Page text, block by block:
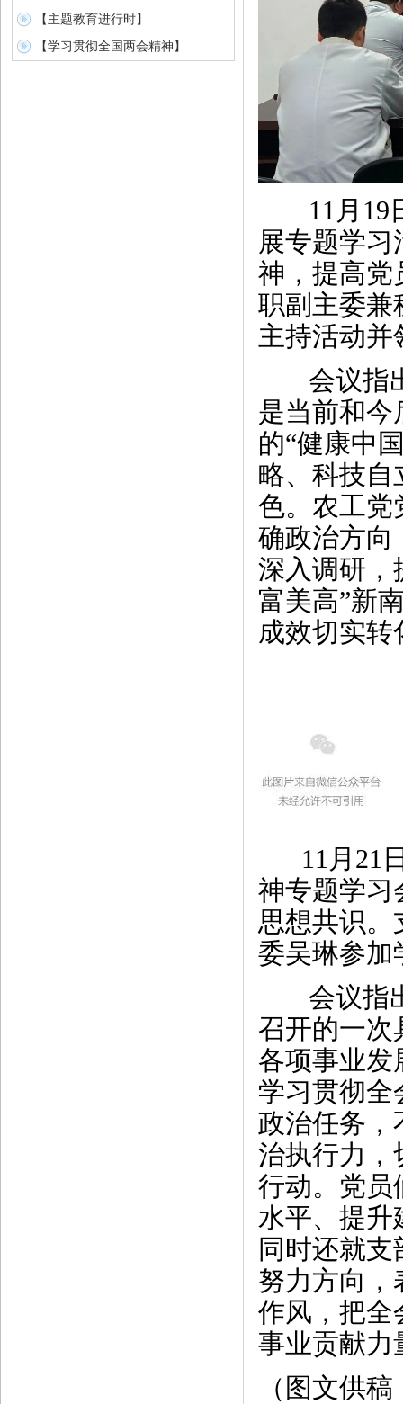
【主题教育进行时】
【学习贯彻全国两会精神】
11月19日
展专题学
神，提高党
职副主委兼
主持活动并
会议指出
是当前和今
的“健康中
略、科技自
色。农工党
确政治方向
深入调研，
富美高”新
成效切实
11月21日
神专题学习
思想共识。
委吴琳参加
会议指出
召开的一次
各项事业发
学习贯彻全
政治任务，
治执行力，
行动。党员
水平、提升
同时还就
努力方向，
作风，把全
事业贡献力
（图文供